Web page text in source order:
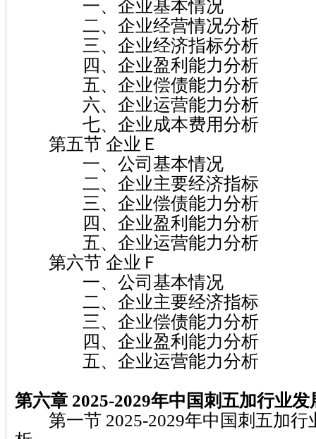
一、企业基本情况
二、企业经营情况分析
三、企业经济指标分析
四、企业盈利能力分析
五、企业偿债能力分析
六、企业运营能力分析
七、企业成本费用分析
第五节 企业Ｅ
一、公司基本情况
二、企业主要经济指标
三、企业偿债能力分析
四、企业盈利能力分析
五、企业运营能力分析
第六节 企业Ｆ
一、公司基本情况
二、企业主要经济指标
三、企业偿债能力分析
四、企业盈利能力分析
五、企业运营能力分析
第六章 2025-2029年中国刺五加行业
第一节 2025-2029年中国刺五加行